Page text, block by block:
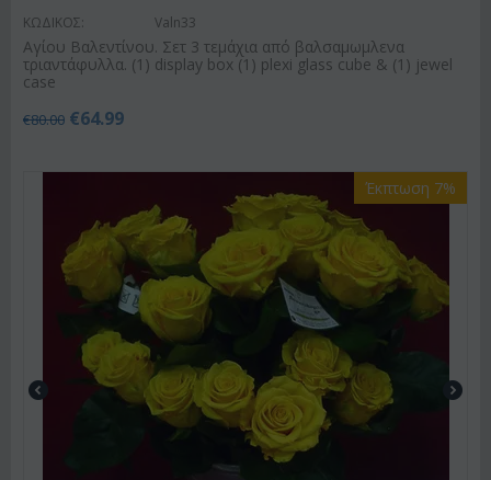
ΚΩΔΙΚΟΣ: Valn33
Αγίου Βαλεντίνου. Σετ 3 τεμάχια από βαλσαμωμλενα
τριαντάφυλλα. (1) display box (1) plexi glass cube & (1) jewel
case
€80.00 €64.99
Έκπτωση 7%